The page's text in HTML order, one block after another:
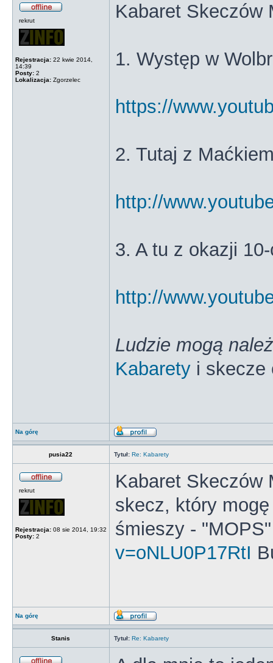
rekrut
Rejestracja: 22 kwie 2014,
14:39
Posty: 2
Lokalizacja: Zgorzelec
Kabaret Skeczów
1. Występ w
https://
2. Tutaj z
http://
3. A tu z okazji
http://
Ludzie mogą
Kabarety i skecze
Na górę
pusia22 Tytuł: Re: Kabarety
rekrut
Rejestracja: 08 sie 2014, 19:32
Posty: 2
Kabaret
skecz, który
śmieszy -
v=oNLU0P17RtI
Na górę
Stanis Tytuł: Re: Kabarety